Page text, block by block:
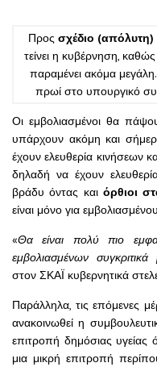
Προς σχέδιο (απόλυτη)
τείνει η κυβέρνηση,
παραμένει ακόμα
πρωί στο υπουργικό
Οι εμβολιασμένοι θα
υπάρχουν ακόμη και
έχουν ελευθερία κινήσεων
δηλαδή να έχουν
βράδυ όντας και όρθιοι
είναι μόνο για
«Θα είναι πολύ πιο
εμβολιασμένων
στον ΣΚΑΪ κυβερνητικά
Παράλληλα, τις επόμενες
ανακοινωθεί η
επιτροπή δημόσιας υγείας
μια μικρή επιτροπή